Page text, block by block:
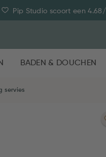
Pip Studio scoort een
BADEN & DOUCHEN
servies